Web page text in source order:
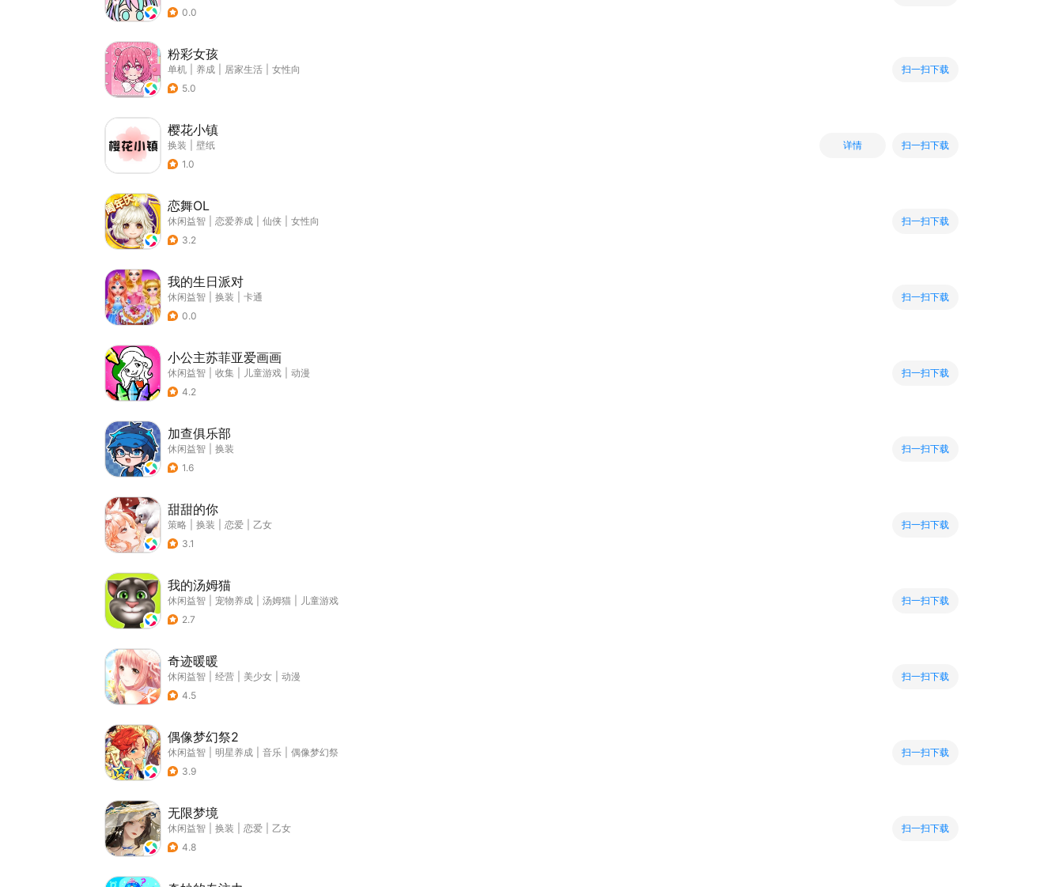
0.0
粉彩女孩
单机 养成 居家生活
女性向
5.0
扫一扫下载
樱花小镇
换装
壁纸
1.0
详情 扫一扫下载
恋舞OL
休闲益智 恋爱养成 仙侠
女性向
3.2
扫一扫下载
我的生日派对
休闲益智 换装
卡通
0.0
扫一扫下载
小公主苏菲亚爱画画
休闲益智 收集 儿童游戏
动漫
4.2
扫一扫下载
加查俱乐部
休闲益智
换装
1.6
扫一扫下载
甜甜的你
策略 换装 恋爱
乙女
3.1
扫一扫下载
我的汤姆猫
休闲益智 宠物养成 汤姆猫
儿童游戏
2.7
扫一扫下载
奇迹暖暖
休闲益智 经营 美少女
动漫
4.5
扫一扫下载
偶像梦幻祭2
休闲益智 明星养成 音乐
偶像梦幻祭
3.9
扫一扫下载
无限梦境
休闲益智 换装 恋爱
乙女
4.8
扫一扫下载